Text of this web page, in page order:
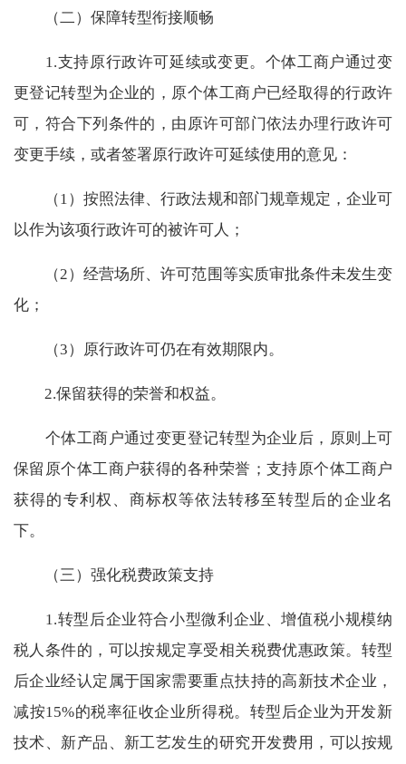
（二）保障转型衔接顺畅
1.支持原行政许可延续或变更。个体工商户通过变
更登记转型为企业的，原个体工商户已经取得的行政许
可，符合下列条件的，由原许可部门依法办理行政许可
变更手续，或者签署原行政许可延续使用的意见：
（1）按照法律、行政法规和部门规章规定，企业可
以作为该项行政许可的被许可人；
（2）经营场所、许可范围等实质审批条件未发生变
化；
（3）原行政许可仍在有效期限内。
2.保留获得的荣誉和权益。
个体工商户通过变更登记转型为企业后，原则上可
保留原个体工商户获得的各种荣誉；支持原个体工商户
获得的专利权、商标权等依法转移至转型后的企业名
下。
（三）强化税费政策支持
1.转型后企业符合小型微利企业、增值税小规模纳
税人条件的，可以按规定享受相关税费优惠政策。转型
后企业经认定属于国家需要重点扶持的高新技术企业，
减按15%的税率征收企业所得税。转型后企业为开发新
技术、新产品、新工艺发生的研究开发费用，可以按规